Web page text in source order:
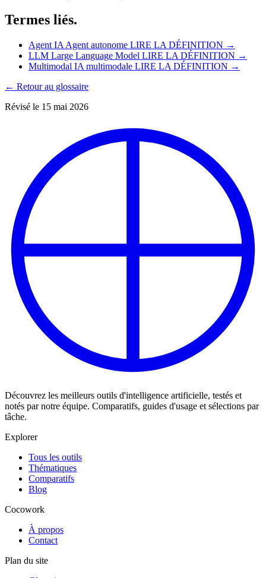
Termes liés.
Agent IA Agent autonome LIRE LA DÉFINITION →
LLM Large Language Model LIRE LA DÉFINITION →
Multimodal IA multimodale LIRE LA DÉFINITION →
← Retour au glossaire
Révisé le 15 mai 2026
Découvrez les meilleurs outils d'intelligence artificielle, testés et
notés par notre équipe. Comparatifs, guides d'usage et sélections par
tâche.
Explorer
Tous les outils
Thématiques
Comparatifs
Blog
Cocowork
À propos
Contact
Plan du site